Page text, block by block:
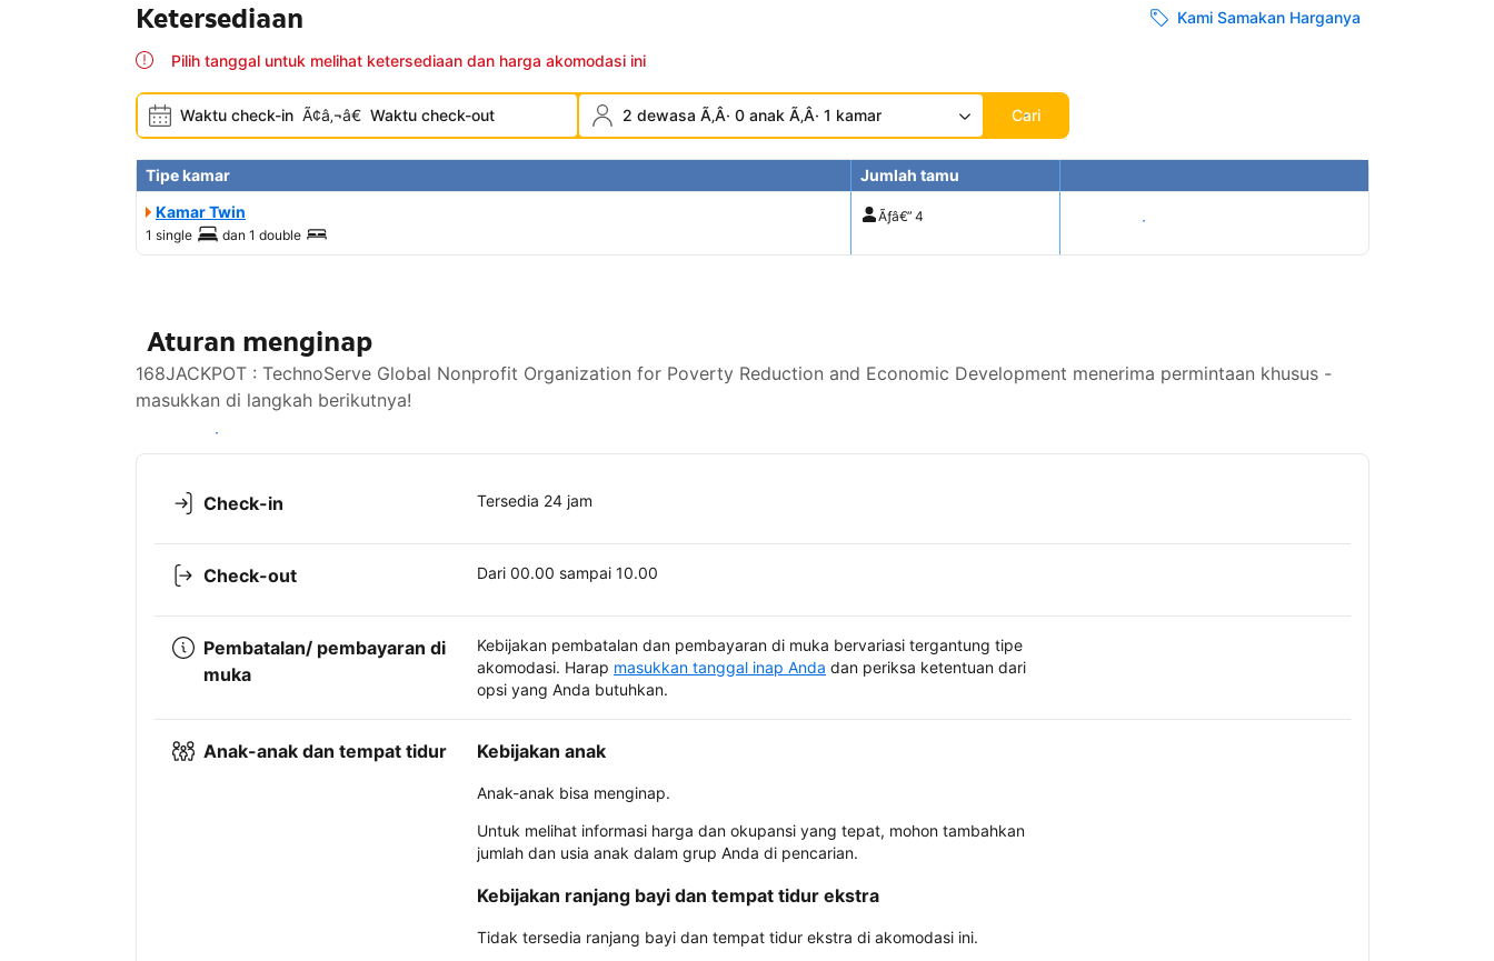
Ketersediaan Kami Samakan Harganya
Pilih tanggal untuk melihat ketersediaan dan harga akomodasi ini
Waktu check-in Ã¢â‚¬â€ Waktu check-out 2 dewasa Ã‚Â· 0 anak Ã‚Â· 1 kamar Cari
Tipe kamar
Jumlah tamu
Kamar Twin
1 single dan 1 double
Ãƒâ€” 4 Tampilkan harga
Aturan menginap
168JACKPOT : TechnoServe Global Nonprofit Organization for Poverty Reduction and Economic Development menerima permintaan khusus -
masukkan di langkah berikutnya!
Lihat ketersediaan
Check-in Tersedia 24 jam
Check-out Dari 00.00 sampai 10.00
Pembatalan/ pembayaran di
muka
Kebijakan pembatalan dan pembayaran di muka bervariasi tergantung tipe
akomodasi. Harap masukkan tanggal inap Anda dan periksa ketentuan dari
opsi yang Anda butuhkan.
Anak-anak dan tempat tidur Kebijakan anak
Anak-anak bisa menginap.
Untuk melihat informasi harga dan okupansi yang tepat, mohon tambahkan
jumlah dan usia anak dalam grup Anda di pencarian.
Kebijakan ranjang bayi dan tempat tidur ekstra
Tidak tersedia ranjang bayi dan tempat tidur ekstra di akomodasi ini.